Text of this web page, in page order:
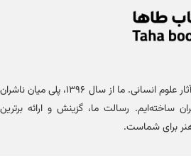
خانه کتاب طاها، مرجع تخصصی آثار علوم انسانی. ما از سال ۱۳۹۶، پلی میان ناشران
ساخته‌ایم. رسالت ما، گزینش و ارائه برترین
برای شماست.